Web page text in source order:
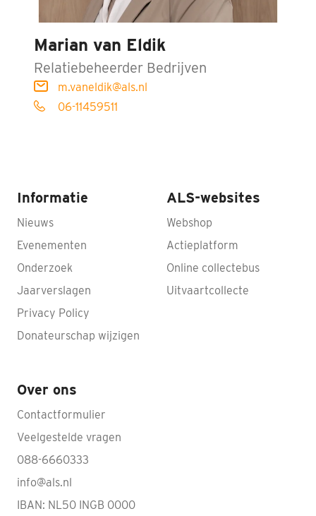
Marian van Eldik
Relatiebeheerder Bedrijven
m.vaneldik@als.nl
06-11459511
Informatie
Nieuws
Evenementen
Onderzoek
Jaarverslagen
Privacy Policy
Donateurschap wijzigen
ALS-websites
Webshop
Actieplatform
Online collectebus
Uitvaartcollecte
Over ons
Contactformulier
Veelgestelde vragen
088-6660333
info@als.nl
IBAN: NL50 INGB 0000